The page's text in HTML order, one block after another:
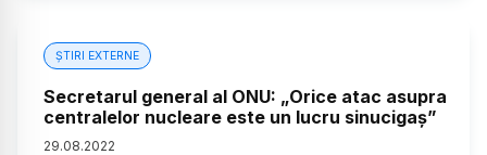
ȘTIRI EXTERNE
Secretarul general al ONU: „Orice atac asupra
centralelor nucleare este un lucru sinucigaş”
29.08.2022